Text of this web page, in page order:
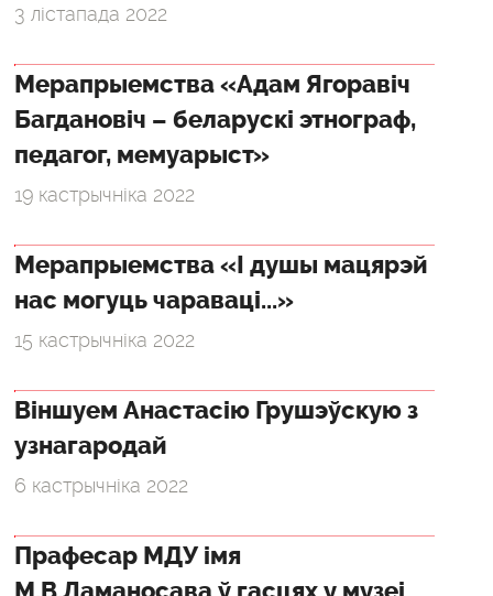
3 лістапада 2022
Мерапрыемства «Адам Ягоравіч
Багдановіч – беларускі этнограф,
педагог, мемуарыст»
19 кастрычніка 2022
Мерапрыемства «І душы мацярэй
нас могуць чараваці...»
15 кастрычніка 2022
Віншуем Анастасію Грушэўскую з
узнагародай
6 кастрычніка 2022
Прафесар МДУ імя